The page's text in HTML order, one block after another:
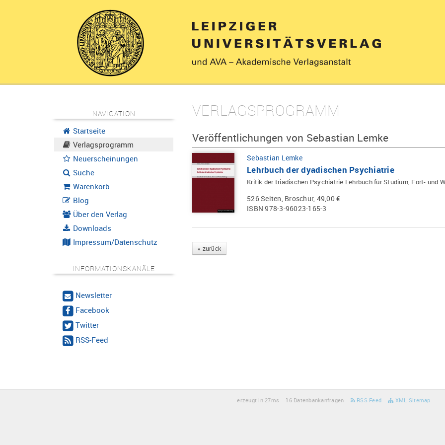
NAVIGATION
Startseite
Verlagsprogramm
Neuerscheinungen
Suche
Warenkorb
Blog
Über den Verlag
Downloads
Impressum/Datenschutz
INFORMATIONSKANÄLE
Newsletter
Facebook
Twitter
RSS-Feed
VERLAGSPROGRAMM
Veröffentlichungen von Sebastian Lemke
Sebastian Lemke
Lehrbuch der dyadischen Psychiatrie
Kritik der triadischen Psychiatrie Lehrbuch für Studium, Fort- und
526 Seiten, Broschur, 49,00 €
ISBN 978-3-96023-165-3
« zurück
erzeugt in 27ms 16 Datenbankanfragen RSS Feed XML Sitemap